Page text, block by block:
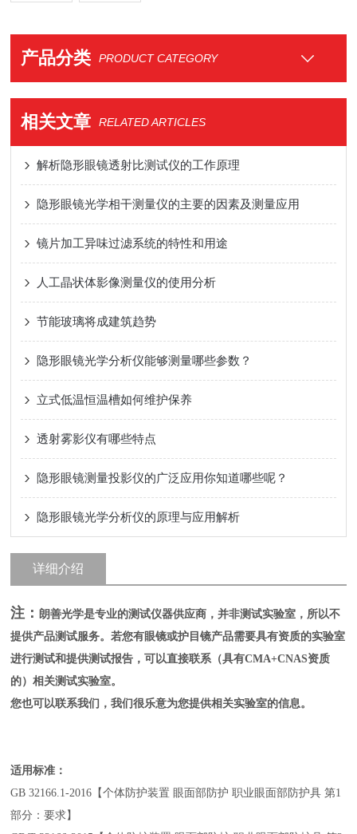
产品分类 PRODUCT CATEGORY
相关文章 RELATED ARTICLES
解析隐形眼镜透射比测试仪的工作原理
隐形眼镜光学相干测量仪的主要的因素及测量应用
镜片加工异味过滤系统的特性和用途
人工晶状体影像测量仪的使用分析
节能玻璃将成建筑趋势
隐形眼镜光学分析仪能够测量哪些参数？
立式低温恒温槽如何维护保养
透射雾影仪有哪些特点
隐形眼镜测量投影仪的广泛应用你知道哪些呢？
隐形眼镜光学分析仪的原理与应用解析
详细介绍
注：朗善光学是专业的测试仪器供应商，并非测试实验室，所以不
提供产品测试服务。若您有眼镜或护目镜产品需要具有资质的实验室
进行测试和提供测试报告，可以直接联系（具有CMA+CNAS资质
的）相关测试实验室。
您也可以联系我们，我们很乐意为您提供相关实验室的信息。
适用标准：
GB 32166.1-2016【个体防护装置 眼面部防护 职业眼面部防护具 第1
部分：要求】